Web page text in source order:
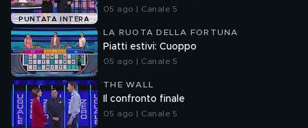
PUNTATA INTERA
05 ago | Canale 5
LA RUOTA DELLA FORTUNA
Piatti estivi: Cuoppo
05 ago | Canale 5
THE WALL
Il confronto finale
05 ago | Canale 5